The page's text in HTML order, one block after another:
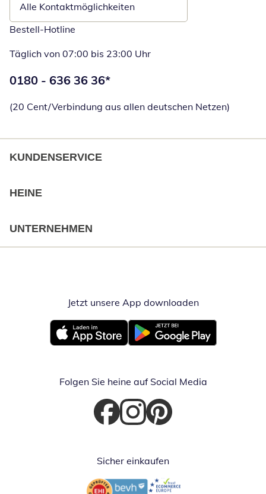
Alle Kontaktmöglichkeiten
Bestell-Hotline
Täglich von 07:00 bis 23:00 Uhr
Telefonnummer:
0180 - 636 36 36*
(20 Cent/Verbindung aus allen deutschen Netzen)
KUNDENSERVICE
HEINE
UNTERNEHMEN
Jetzt unsere App downloadenÖffnet in
Öffnet in neuem FensterÖffnet in neuem Fenster
Folgen Sie heine auf Social Media
Öffnet in neuem Fenster
Öffnet in neuem Fenster
Öffnet in neuem Fenster
Sicher einkaufen